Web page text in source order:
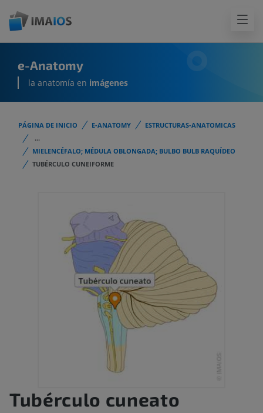
e-Anatomy
la anatomía en imágenes
PÁGINA DE INICIO E-ANATOMY
ESTRUCTURAS-ANATOMICAS
...
MIELENCÉFALO; MÉDULA OBLONGADA; BULBO BULB RAQUÍDEO
TUBÉRCULO CUNEIFORME
Tubérculo cuneato